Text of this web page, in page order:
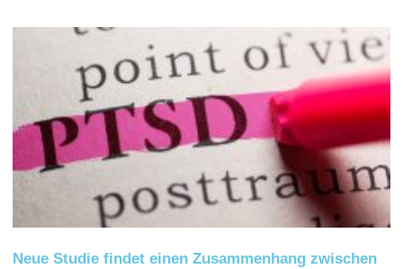
Neue Studie findet einen Zusammenhang zwischen